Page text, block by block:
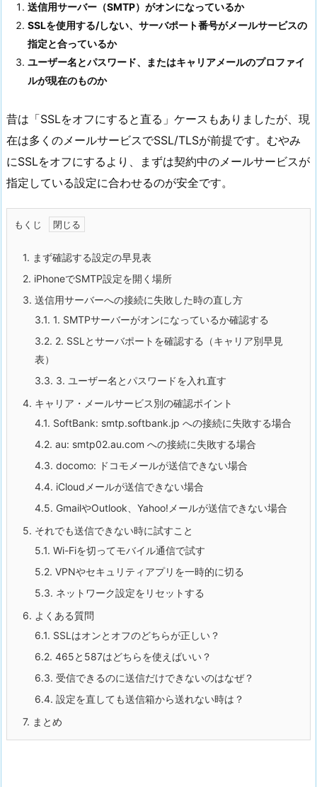
送信用サーバー（SMTP）がオンになっているか
SSLを使用する/しない、サーバポート番号がメールサービスの
指定と合っているか
ユーザー名とパスワード、またはキャリアメールのプロファイ
ルが現在のものか
昔は「SSLをオフにすると直る」ケースもありましたが、現
在は多くのメールサービスでSSL/TLSが前提です。むやみ
にSSLをオフにするより、まずは契約中のメールサービスが
指定している設定に合わせるのが安全です。
もくじ
1. まず確認する設定の早見表
2. iPhoneでSMTP設定を開く場所
3. 送信用サーバーへの接続に失敗した時の直し方
3.1. 1. SMTPサーバーがオンになっているか確認する
3.2. 2. SSLとサーバポートを確認する（キャリア別早見
表）
3.3. 3. ユーザー名とパスワードを入れ直す
4. キャリア・メールサービス別の確認ポイント
4.1. SoftBank: smtp.softbank.jp への接続に失敗する場合
4.2. au: smtp02.au.com への接続に失敗する場合
4.3. docomo: ドコモメールが送信できない場合
4.4. iCloudメールが送信できない場合
4.5. GmailやOutlook、Yahoo!メールが送信できない場合
5. それでも送信できない時に試すこと
5.1. Wi-Fiを切ってモバイル通信で試す
5.2. VPNやセキュリティアプリを一時的に切る
5.3. ネットワーク設定をリセットする
6. よくある質問
6.1. SSLはオンとオフのどちらが正しい？
6.2. 465と587はどちらを使えばいい？
6.3. 受信できるのに送信だけできないのはなぜ？
6.4. 設定を直しても送信箱から送れない時は？
7. まとめ